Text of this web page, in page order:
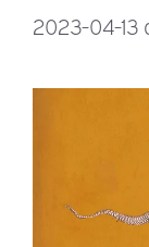
2023-04-13